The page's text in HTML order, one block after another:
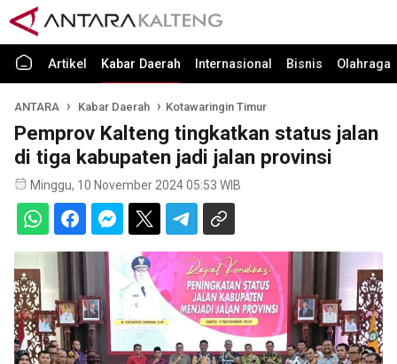
Artikel Kabar Daerah Internasional Bisnis Olahraga
ANTARA Kabar Daerah Kotawaringin Timur
Pemprov Kalteng tingkatkan status jalan
di tiga kabupaten jadi jalan provinsi
Minggu, 10 November 2024 05:53 WIB